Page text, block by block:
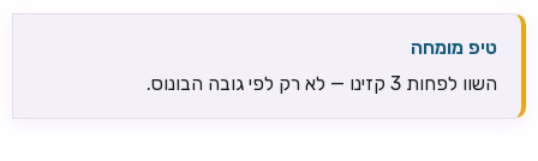
טיפ מומחה
השוו לפחות 3 קזינו — לא רק לפי גובה הבונוס.